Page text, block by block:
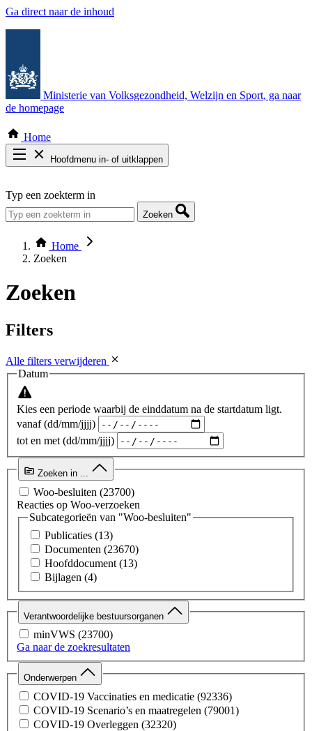
Ga direct naar de inhoud
Ministerie van Volksgezondheid, Welzijn en Sport, ga naar
de homepage
Home
Hoofdmenu in- of uitklappen
Thema COVID-19
Bekijk per bestuursorgaan
Typ een zoekterm in
Zoeken
Home
Zoeken
Zoeken
Filters
Alle filters verwijderen
Datum
Kies een periode waarbij de einddatum na de startdatum ligt.
vanaf (dd/mm/jjjj)
tot en met (dd/mm/jjjj)
Zoeken in ...
Woo-besluiten (23700)
Reacties op Woo-verzoeken
Subcategorieën van "Woo-besluiten"
Publicaties (13)
Documenten (23670)
Hoofddocument (13)
Bijlagen (4)
Verantwoordelijke bestuursorganen
minVWS (23700)
Ga naar de zoekresultaten
Onderwerpen
COVID-19 Vaccinaties en medicatie (92336)
COVID-19 Scenario’s en maatregelen (79001)
COVID-19 Overleggen (32320)